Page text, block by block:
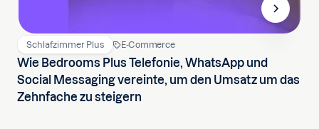
Schlafzimmer Plus E-Commerce
Wie Bedrooms Plus Telefonie, WhatsApp und
Social Messaging vereinte, um den Umsatz um das
Zehnfache zu steigern